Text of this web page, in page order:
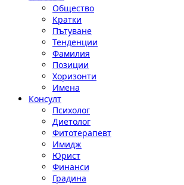
Общество
Кратки
Пътуване
Тенденции
Фамилия
Позиции
Хоризонти
Имена
Консулт
Психолог
Диетолог
Фитотерапевт
Имидж
Юрист
Финанси
Градина